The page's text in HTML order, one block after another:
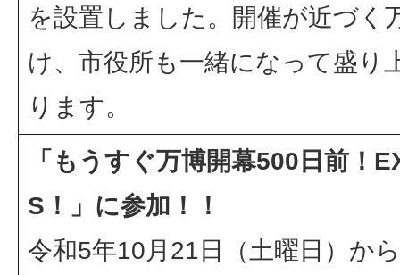
を設置しました。開催が近づく
け、市役所も一緒になって盛り
ります。
「もうすぐ万博開幕500日前！
S！」に参加！！
令和5年10月21日（土曜日）か